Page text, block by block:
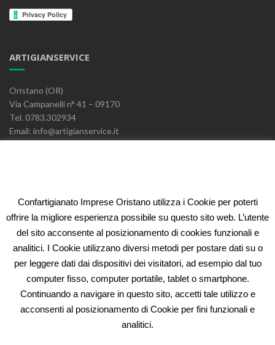
ARTIGIANSERVICE
Oristano (OR)
Via Campanelli n° 41 – 09170
Tel. 0783.302934
Email: info@artigianservice.it
ELEONORA FIDI
Oristano (OR)
Tel. 0783.302934
Email: fidi@artigianservice.it
PEC: eleonorafidi@pec.it
P.IVA: 00720010958
Confartigianato Imprese Oristano utilizza i Cookie per poterti
offrire la migliore esperienza possibile su questo sito web. L’utente
del sito acconsente al posizionamento di cookies funzionali e
analitici. I Cookie utilizzano diversi metodi per postare dati su o
per leggere dati dai dispositivi dei visitatori, ad esempio dal tuo
computer fisso, computer portatile, tablet o smartphone.
Continuando a navigare in questo sito, accetti tale utilizzo e
acconsenti al posizionamento di Cookie per fini funzionali e
analitici.